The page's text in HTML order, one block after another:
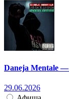
Daneja Mentale —
29.06.2026